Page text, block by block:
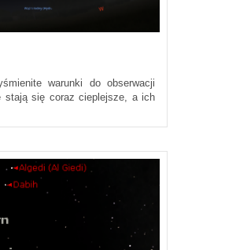
warunki do obserwacji
stają się coraz cieplejsze, a ich